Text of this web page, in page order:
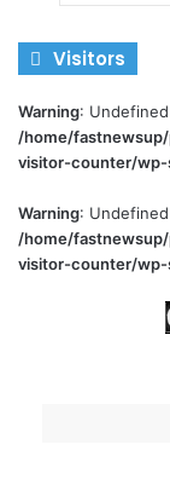
Visitors
Warning:
/home/
visitor-counter/
Warning:
/home/
visitor-counter/